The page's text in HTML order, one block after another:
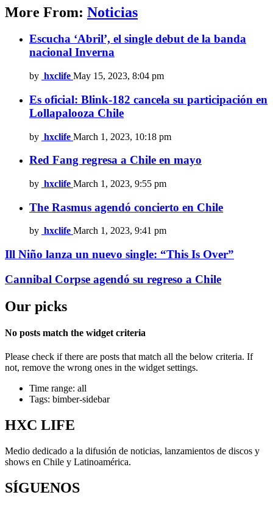
More From: Noticias
Escucha ‘Abril’, el single debut de la banda
nacional Inverna
by hxclife May 15, 2023, 8:04 pm
Es oficial: Blink-182 cancela su participación en
Lollapalooza Chile
by hxclife March 1, 2023, 10:18 pm
Red Fang regresa a Chile en mayo
by hxclife March 1, 2023, 9:55 pm
The Rasmus agendó concierto en Chile
by hxclife March 1, 2023, 9:41 pm
Ill Niño lanza un nuevo single: “This Is Over”
Cannibal Corpse agendó su regreso a Chile
Our picks
No posts match the widget criteria
Please check if there are posts that match all the below criteria. If
not, remove the wrong ones in the widget settings.
Time range: all
Tags: bimber-sidebar
HXC LIFE
Medio dedicado a la difusión de noticias, lanzamientos de discos y
shows en Chile y Latinoamérica.
SÍGUENOS